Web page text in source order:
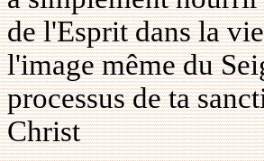
de l'Esprit dans la
l'image même du
processus de ta
Christ